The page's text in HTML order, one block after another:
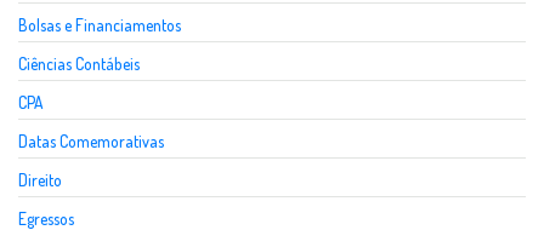
Bolsas e Financiamentos
Ciências Contábeis
CPA
Datas Comemorativas
Direito
Egressos